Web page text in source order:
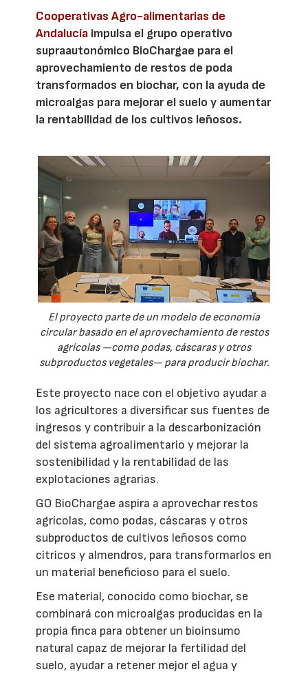
Cooperativas Agro-alimentarias de
Andalucía impulsa el grupo operativo
supraautonómico BioChargae para el
aprovechamiento de restos de poda
transformados en biochar, con la ayuda de
microalgas para mejorar el suelo y aumentar
la rentabilidad de los cultivos leñosos.
El proyecto parte de un modelo de economía
circular basado en el aprovechamiento de restos
agrícolas —como podas, cáscaras y otros
subproductos vegetales— para producir biochar.
Este proyecto nace con el objetivo ayudar a
los agricultores a diversificar sus fuentes de
ingresos y contribuir a la descarbonización
del sistema agroalimentario y mejorar la
sostenibilidad y la rentabilidad de las
explotaciones agrarias.
GO BioChargae aspira a aprovechar restos
agrícolas, como podas, cáscaras y otros
subproductos de cultivos leñosos como
cítricos y almendros, para transformarlos en
un material beneficioso para el suelo.
Ese material, conocido como biochar, se
combinará con microalgas producidas en la
propia finca para obtener un bioinsumo
natural capaz de mejorar la fertilidad del
suelo, ayudar a retener mejor el agua y